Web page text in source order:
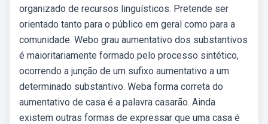
organizado de recursos linguísticos. Pretende ser
orientado tanto para o público em geral como para a
comunidade. Webo grau aumentativo dos substantivos
é maioritariamente formado pelo processo sintético,
ocorrendo a junção de um sufixo aumentativo a um
determinado substantivo. Weba forma correta do
aumentativo de casa é a palavra casarão. Ainda
existem outras formas de expressar que uma casa é